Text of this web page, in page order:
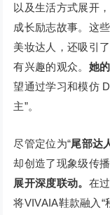
以及生活方式展开
成长励志故事。这
美妆达人，还吸引
有兴趣的观众。 她
望通过学习和模仿
主”。
尽管定位为“尾部达
却创造了现象级传
展开深度联动。 在
将VIVAIA鞋款融入“